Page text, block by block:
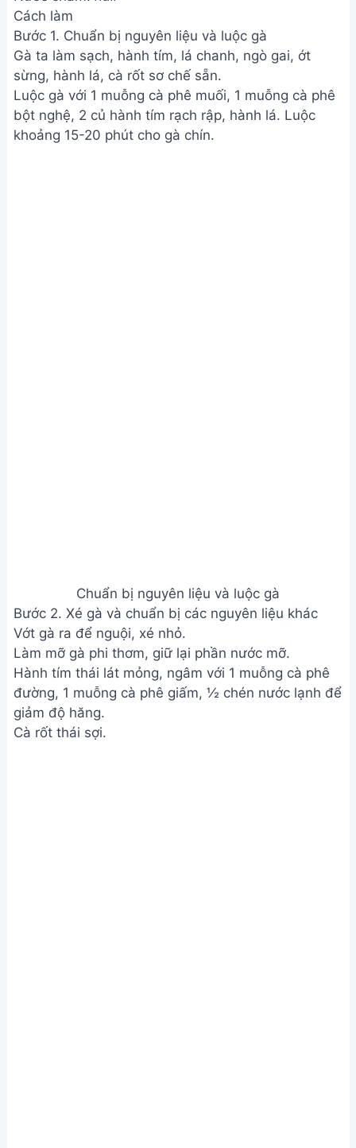
Cách làm
Bước 1. Chuẩn bị nguyên liệu và luộc gà
Gà ta làm sạch, hành tím, lá chanh, ngò gai, ớt
sừng, hành lá, cà rốt sơ chế sẵn.
Luộc gà với 1 muỗng cà phê muối, 1 muỗng cà phê
bột nghệ, 2 củ hành tím rạch rập, hành lá. Luộc
khoảng 15-20 phút cho gà chín.